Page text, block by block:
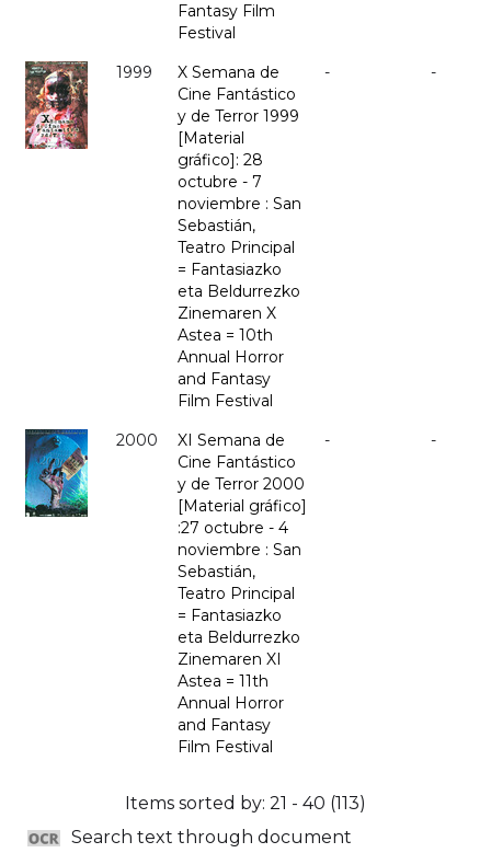
Fantasy Film
Festival
1999
X Semana de
Cine Fantástico
y de Terror 1999
[Material
gráfico]: 28
octubre - 7
noviembre : San
Sebastián,
Teatro Principal
= Fantasiazko
eta Beldurrezko
Zinemaren X
Astea = 10th
Annual Horror
and Fantasy
Film Festival
- -
2000
XI Semana de
Cine Fantástico
y de Terror 2000
[Material gráfico]
:27 octubre - 4
noviembre : San
Sebastián,
Teatro Principal
= Fantasiazko
eta Beldurrezko
Zinemaren XI
Astea = 11th
Annual Horror
and Fantasy
Film Festival
- -
Items sorted by: 21 - 40 (113)
Search text through document